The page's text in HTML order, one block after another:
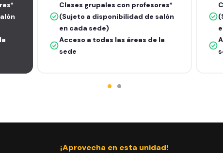
Clases grupales con profesores*
(Sujeto a disponibilidad de salón
en cada sede)
Acceso a todas las áreas de la
sede
¡Aprovecha en esta unidad!